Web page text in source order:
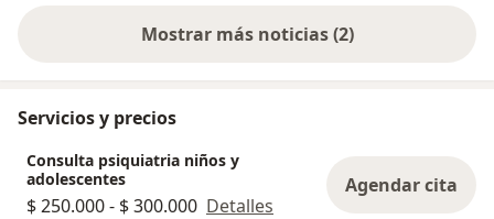
Mostrar más noticias (2)
Servicios y precios
Consulta psiquiatria niños y
adolescentes
$ 250.000 - $ 300.000 Detalles
Agendar cita